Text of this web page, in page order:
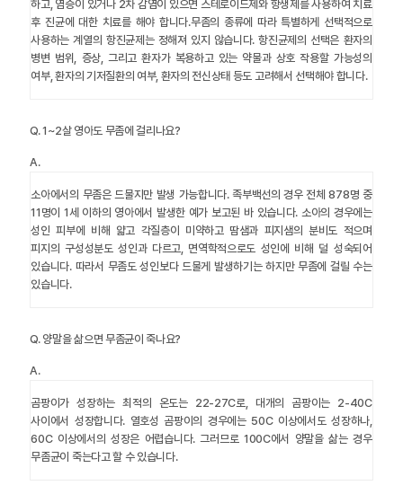
하고, 염증이 있거나 2차 감염이 있으면 스테로이드제와 항생제를 사용하여 치료
후 진균에 대한 치료를 해야 합니다.무좀의 종류에 따라 특별하게 선택적으로
사용하는 계열의 항진균제는 정해져 있지 않습니다. 항진균제의 선택은 환자의
병변 범위, 증상, 그리고 환자가 복용하고 있는 약물과 상호 작용할 가능성의
여부, 환자의 기저질환의 여부, 환자의 전신상태 등도 고려해서 선택해야 합니다.
Q.1~2살 영아도 무좀에 걸리나요?
A.
소아에서의 무좀은 드물지만 발생 가능합니다. 족부백선의 경우 전체 878명 중
11명이 1세 이하의 영아에서 발생한 예가 보고된 바 있습니다. 소아의 경우에는
성인 피부에 비해 얇고 각질층이 미약하고 땀샘과 피지샘의 분비도 적으며
피지의 구성성분도 성인과 다르고, 면역학적으로도 성인에 비해 덜 성숙되어
있습니다. 따라서 무좀도 성인보다 드물게 발생하기는 하지만 무좀에 걸릴 수는
있습니다.
Q.양말을 삶으면 무좀균이 죽나요?
A.
곰팡이가 성장하는 최적의 온도는 22-27C로, 대개의 곰팡이는 2-40C
사이에서 성장합니다. 열호성 곰팡이의 경우에는 50C 이상에서도 성장하나,
60C 이상에서의 성장은 어렵습니다. 그러므로 100C에서 양말을 삶는 경우
무좀균이 죽는다고 할 수 있습니다.